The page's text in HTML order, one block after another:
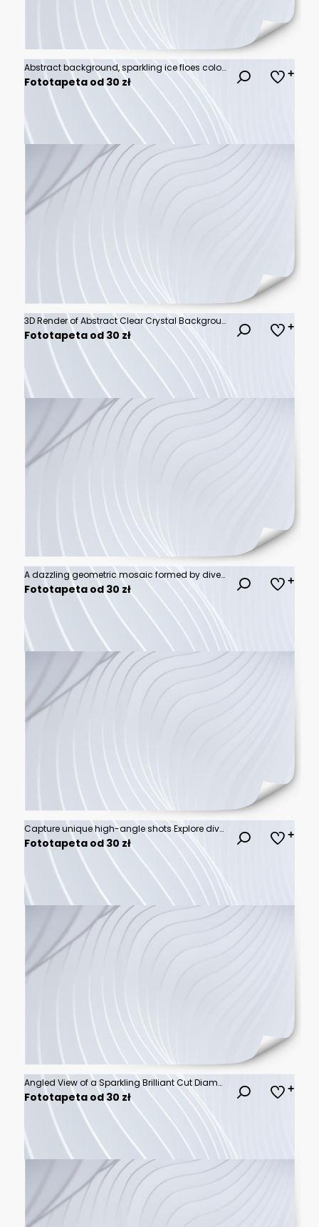
Abstract background, sparkling ice floes colored by the light passing through them.
Fototapeta od 30 zł
3D Render of Abstract Clear Crystal Background with Faceted Glass Texture and Geometric Design
Fototapeta od 30 zł
A dazzling geometric mosaic formed by diverse shades of blue and aqua triangles presents a cool visual
Fototapeta od 30 zł
Capture unique high-angle shots Explore diverse angles Let your imagination soar
Fototapeta od 30 zł
Angled View of a Sparkling Brilliant Cut Diamond on White Background
Fototapeta od 30 zł